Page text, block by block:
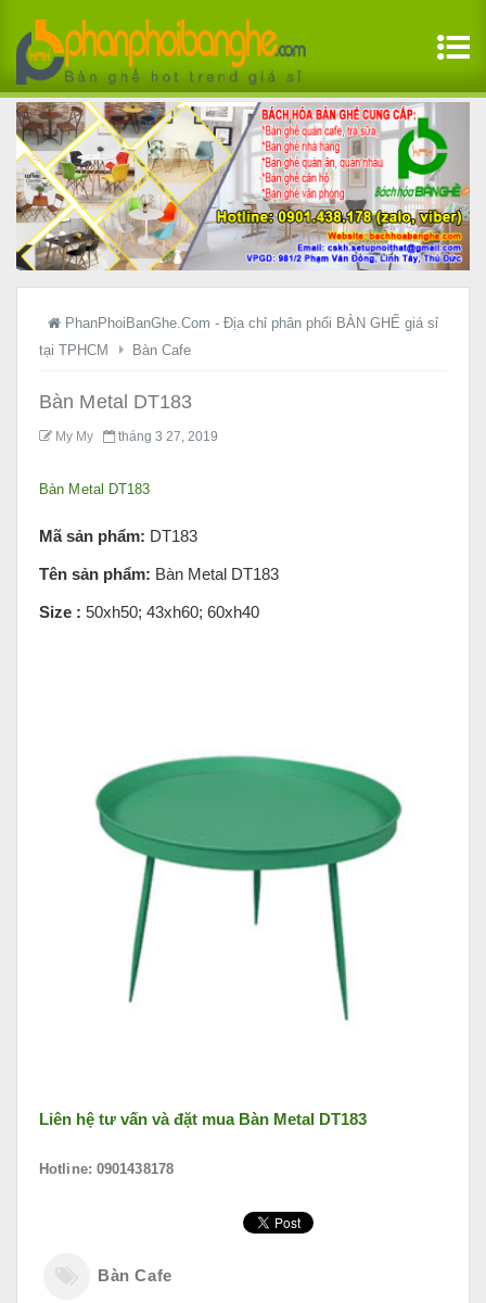
PhanPhoiBanGhe.Com - Địa chỉ phân phối BÀN GHẾ giá sỉ
tại TPHCM
Bàn Cafe
Bàn Metal DT183
My My tháng 3 27, 2019
Bàn Metal DT183
Mã sản phẩm: DT183
Tên sản phẩm: Bàn Metal DT183
Size : 50xh50; 43xh60; 60xh40
Liên hệ tư vấn và đặt mua Bàn Metal DT183
Hotline: 0901438178
Bàn Cafe